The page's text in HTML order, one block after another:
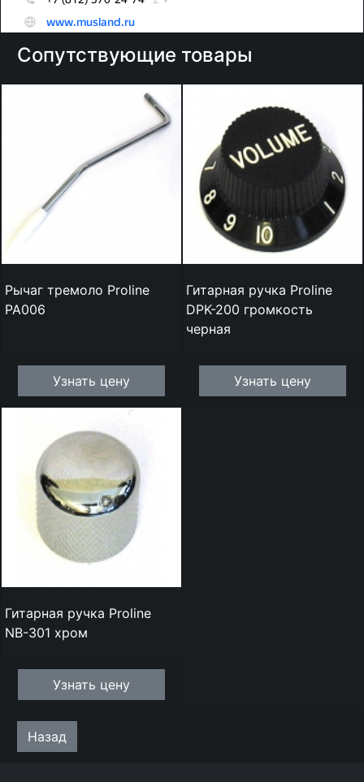
Сопутствующие товары
Рычаг тремоло Proline
PA006
Узнать цену
Гитарная ручка Proline
DPK-200 громкость
черная
Узнать цену
Гитарная ручка Proline
NB-301 хром
Узнать цену
Назад